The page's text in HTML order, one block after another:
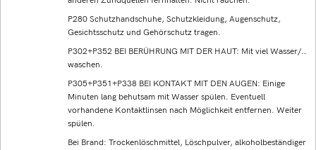
P280 Schutzhandschuhe, Schutzkleidung, Augenschutz,
Gesichtsschutz und Gehörschutz tragen.
P302+P352 BEI BERÜHRUNG MIT DER HAUT: Mit viel Wasser/…
waschen.
P305+P351+P338 BEI KONTAKT MIT DEN AUGEN: Einige
Minuten lang behutsam mit Wasser spülen. Eventuell
vorhandene Kontaktlinsen nach Möglichkeit entfernen. Weiter
spülen.
Bei Brand: Trockenlöschmittel, Löschpulver, alkoholbeständiger